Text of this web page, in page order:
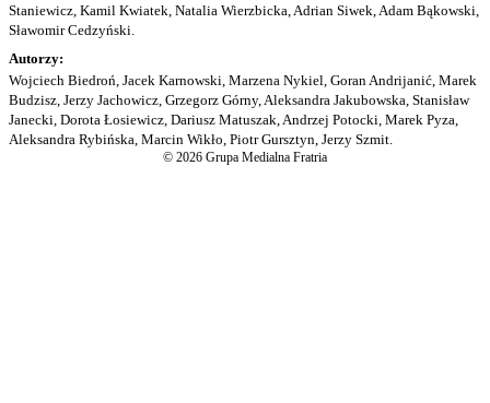
Staniewicz, Kamil Kwiatek, Natalia Wierzbicka, Adrian Siwek, Adam Bąkowski,
Sławomir Cedzyński.
Autorzy:
Wojciech Biedroń, Jacek Karnowski, Marzena Nykiel, Goran Andrijanić, Marek
Budzisz, Jerzy Jachowicz, Grzegorz Górny, Aleksandra Jakubowska, Stanisław
Janecki, Dorota Łosiewicz, Dariusz Matuszak, Andrzej Potocki, Marek Pyza,
Aleksandra Rybińska, Marcin Wikło, Piotr Gursztyn, Jerzy Szmit.
© 2026 Grupa Medialna Fratria